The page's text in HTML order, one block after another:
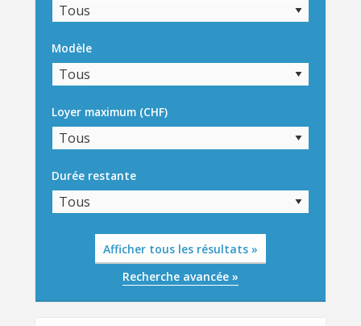
Modèle
Loyer maximum (CHF)
Durée restante
Afficher tous les résultats »
Recherche avancée »